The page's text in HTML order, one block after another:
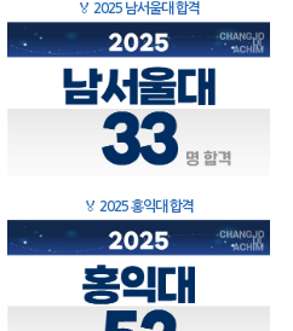
🏅 2025 남서울대 합격
🏅 2025 홍익대 합격